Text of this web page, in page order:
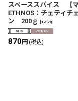
スペーススパイス 【マ
ETHNOS：チェティチ
ン 200ｇ
12328]
870円 (税込)